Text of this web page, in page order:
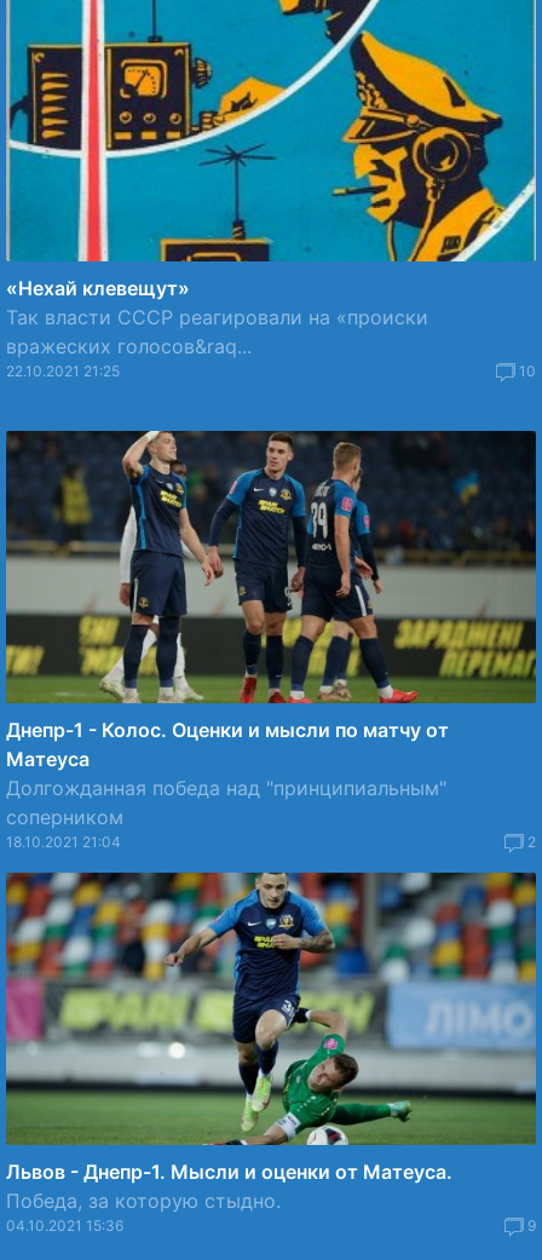
«Нехай клевещут»
Так власти СССР реагировали на «происки
вражеских голосов&raq...
22.10.2021 21:25 10
Днепр-1 - Колос. Оценки и мысли по матчу от
Матеуса
Долгожданная победа над "принципиальным"
соперником
18.10.2021 21:04 2
Львов - Днепр-1. Мысли и оценки от Матеуса.
Победа, за которую стыдно.
04.10.2021 15:36 9